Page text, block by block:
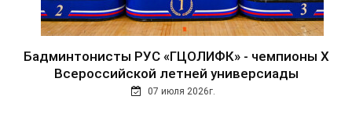
Бадминтонисты РУС «ГЦОЛИФК» - чемпионы Х
Всероссийской летней универсиады
07 июля 2026г.